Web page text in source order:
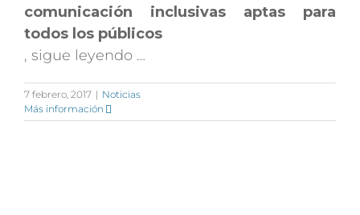
comunicación inclusivas aptas para
todos los públicos
, sigue leyendo …
7 febrero, 2017 | Noticias
Más información